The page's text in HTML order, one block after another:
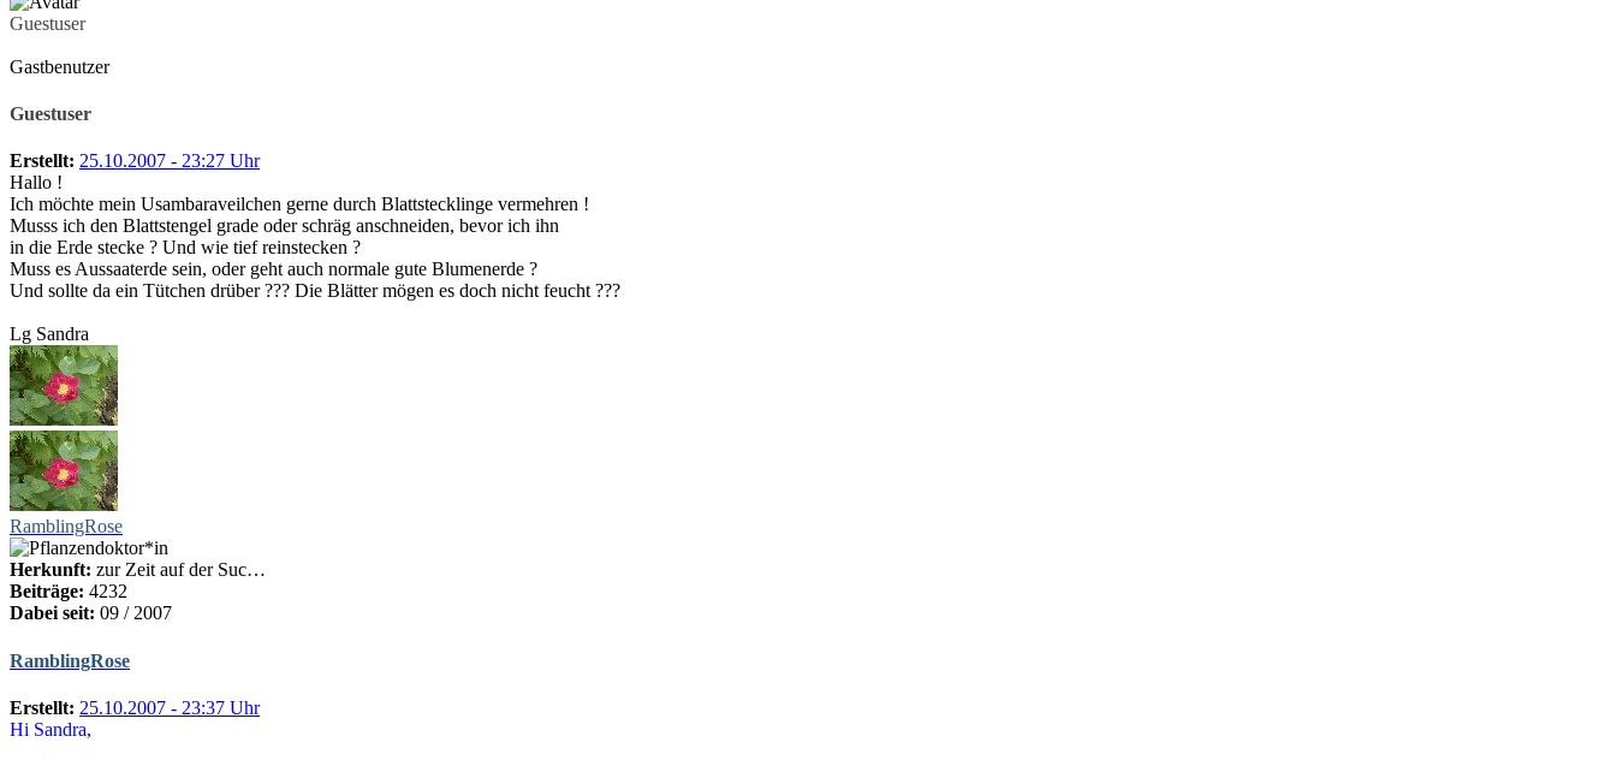
Guestuser
Gastbenutzer
Guestuser
Erstellt: 25.10.2007 - 23:27 Uhr
Hallo !
Ich möchte mein Usambaraveilchen gerne durch Blattstecklinge vermehren !
Musss ich den Blattstengel grade oder schräg anschneiden, bevor ich ihn
in die Erde stecke ? Und wie tief reinstecken ?
Muss es Aussaaterde sein, oder geht auch normale gute Blumenerde ?
Und sollte da ein Tütchen drüber ??? Die Blätter mögen es doch nicht feucht ???
Lg Sandra
RamblingRose
Herkunft: zur Zeit auf der Suc…
Beiträge: 4232
Dabei seit: 09 / 2007
RamblingRose
Erstellt: 25.10.2007 - 23:37 Uhr
Hi Sandra,